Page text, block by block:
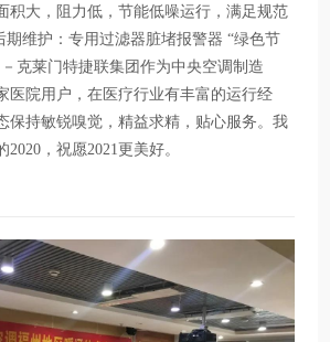
积大，阻力低，节能低噪运行，满足规范
期维护：专用过滤器脏堵报警器 “绿色节
克莱门特捷联集团作为中央空调制造
医院用户，在医疗行业有丰富的运行经
保持敏锐嗅觉，精益求精，贴心服务。我
，祝愿2021更美好。